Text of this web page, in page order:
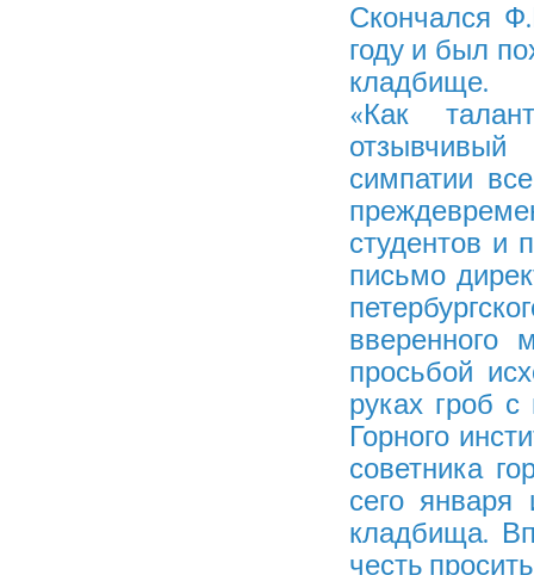
Скончался
году и был
кладбище.
«Как
симпатии
студентов и
письмо
вверенного
просьбой
руках гроб
Горного
советника
сего января
кладбища.
честь